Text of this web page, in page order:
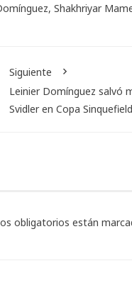
, Shakhriyar
Siguiente
Leinier Domínguez salvó
Svidler en Copa
obligatorios están